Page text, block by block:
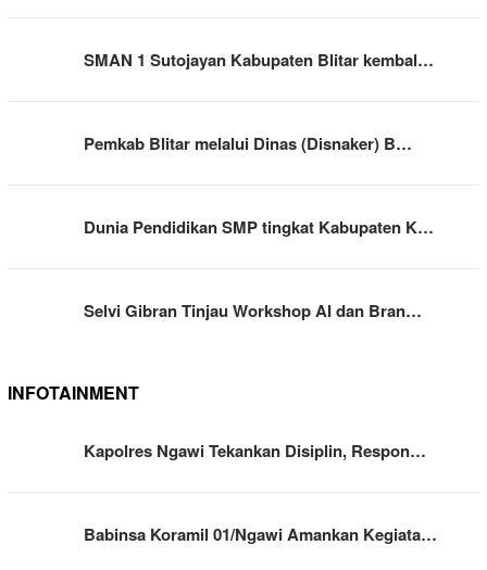
SMAN 1 Sutojayan Kabupaten Blitar kembal…
Pemkab Blitar melalui Dinas (Disnaker) B…
Dunia Pendidikan SMP tingkat Kabupaten K…
Selvi Gibran Tinjau Workshop AI dan Bran…
INFOTAINMENT
Kapolres Ngawi Tekankan Disiplin, Respon…
Babinsa Koramil 01/Ngawi Amankan Kegiata…